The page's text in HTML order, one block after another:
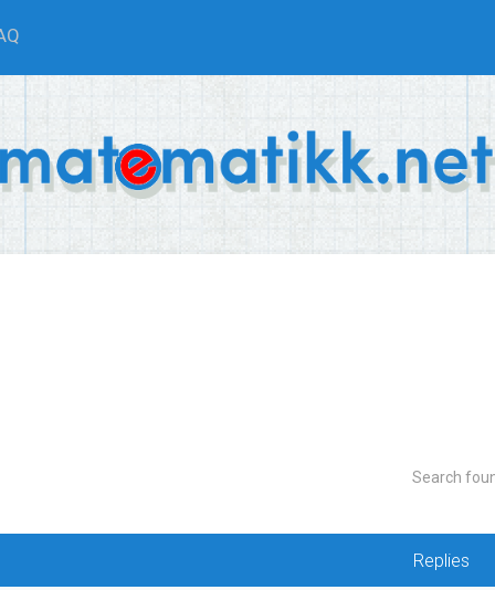
Search
Replies